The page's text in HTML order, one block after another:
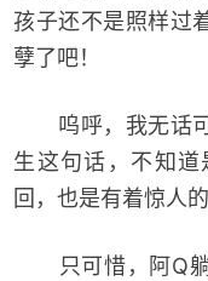
孩子还不是照样过
孽了吧！
呜呼，我无话可
生这句话，不知
回，也是有着惊人
只可惜，阿Q躺